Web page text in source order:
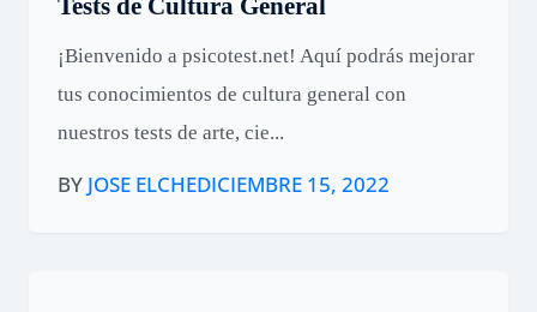
¡Bienvenido a psicotest.net! Aquí podrás mejorar
tus conocimientos de cultura general con
nuestros tests de arte, cie...
BY JOSE ELCHEDICIEMBRE 15, 2022